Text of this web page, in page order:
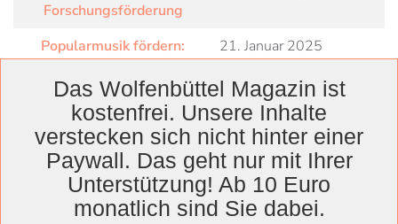
Forschungsförderung
Popularmusik fördern:
Jahr 2025
21. Januar 2025
Stadt Wolfenbüttel
unterstützt den Weltladen
Wolfenbüttel
19. April 2024
Das Wolfenbüttel Magazin ist
kostenfrei. Unsere Inhalte
verstecken sich nicht hinter einer
Paywall. Das geht nur mit Ihrer
Unterstützung! Ab 10 Euro
monatlich sind Sie dabei.